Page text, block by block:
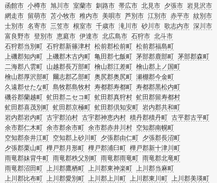
函館市 小樽市 旭川市 室蘭市 釧路市 帯広市 北見市 夕張市 岩見沢市
網走市 留萌市 苫小牧市 稚内市 美唄市 芦別市 江別市 赤平市 紋別市
士別市 名寄市 三笠市 根室市 千歳市 滝川市 砂川市 歌志内市 深川市
富良野市 登別市 恵庭市 伊達市 北広島市 石狩市 北斗市
石狩郡当別町 石狩郡新篠津村 松前郡松前町 松前郡福島町
上磯郡知内町 上磯郡木古内町 亀田郡七飯町 茅部郡鹿部町 茅部郡森町
二海郡八雲町 山越郡長万部町 檜山郡江差町 檜山郡上ノ国町
檜山郡厚沢部町 爾志郡乙部町 奥尻郡奥尻町 瀬棚郡今金町
久遠郡せたな町 島牧郡島牧村 寿都郡寿都町 寿都郡黒松内町
磯谷郡蘭越町 虻田郡ニセコ町 虻田郡真狩村 虻田郡留寿都村
虻田郡喜茂別町 虻田郡京極町 虻田郡倶知安町 岩内郡共和町
岩内郡岩内町 古宇郡泊村 古宇郡神恵内村 積丹郡積丹町 古平郡古平町
余市郡仁木町 余市郡余市町 余市郡赤井川村 空知郡南幌町
空知郡奈井江町 空知郡上砂川町 夕張郡由仁町 夕張郡長沼町
夕張郡栗山町 樺戸郡月形町 樺戸郡浦臼町 樺戸郡新十津川町
雨竜郡妹背牛町 雨竜郡秩父別町 雨竜郡雨竜町 雨竜郡北竜町
雨竜郡沼田町 上川郡鷹栖町 上川郡東神楽町 上川郡当麻町
上川郡比布町 上川郡愛別町 上川郡上川町 上川郡東川町 上川郡美瑛町